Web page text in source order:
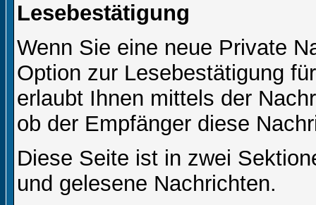
Lesebestätigung
Wenn Sie eine neue Private
Option zur Lesebestätigung
erlaubt Ihnen mittels der
ob der Empfänger diese
Diese Seite ist in zwei
und gelesene Nachrichten.